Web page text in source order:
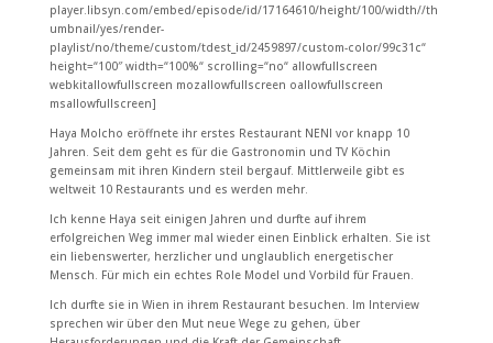
player.libsyn.com/embed/episode/id/17164610/height/100/width//th
umbnail/yes/render-
playlist/no/theme/custom/tdest_id/2459897/custom-color/99c31c“
height=“100″ width=“100%“ scrolling=“no“ allowfullscreen
webkitallowfullscreen mozallowfullscreen oallowfullscreen
msallowfullscreen]
Haya Molcho eröffnete ihr erstes Restaurant NENI vor knapp 10
Jahren. Seit dem geht es für die Gastronomin und TV Köchin
gemeinsam mit ihren Kindern steil bergauf. Mittlerweile gibt es
weltweit 10 Restaurants und es werden mehr.
Ich kenne Haya seit einigen Jahren und durfte auf ihrem
erfolgreichen Weg immer mal wieder einen Einblick erhalten. Sie ist
ein liebenswerter, herzlicher und unglaublich energetischer
Mensch. Für mich ein echtes Role Model und Vorbild für Frauen.
Ich durfte sie in Wien in ihrem Restaurant besuchen. Im Interview
sprechen wir über den Mut neue Wege zu gehen, über